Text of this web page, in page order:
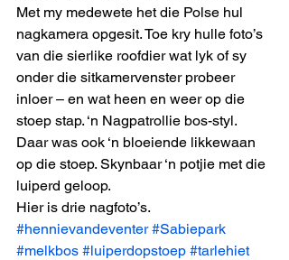
Met my medewete het die Polse hul
nagkamera opgesit. Toe kry hulle foto’s
van die sierlike roofdier wat lyk of sy
onder die sitkamervenster probeer
inloer – en wat heen en weer op die
stoep stap. ‘n Nagpatrollie bos-styl.
Daar was ook ‘n bloeiende likkewaan
op die stoep. Skynbaar ‘n potjie met die
luiperd geloop.
Hier is drie nagfoto’s.
#hennievandeventer #Sabiepark
#melkbos #luiperdopstoep #tarlehiet